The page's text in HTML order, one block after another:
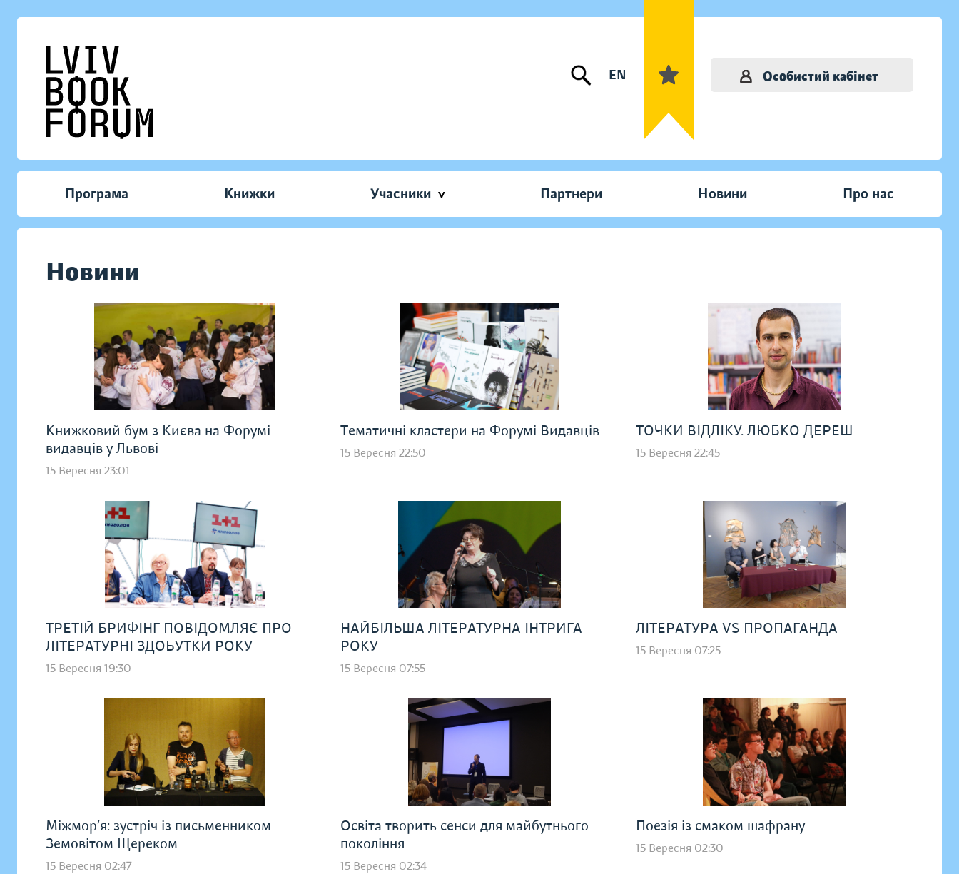
EN Особистий кабінет
Програма Книжки Учасники Партнери Новини Про нас
Новини
Книжковий бум з Києва на Форумі
видавців у Львові
15 Вересня 23:01
Тематичні кластери на Форумі Видавців
15 Вересня 22:50
ТОЧКИ ВІДЛІКУ. ЛЮБКО ДЕРЕШ
15 Вересня 22:45
ТРЕТІЙ БРИФІНГ ПОВІДОМЛЯЄ ПРО
ЛІТЕРАТУРНІ ЗДОБУТКИ РОКУ
15 Вересня 19:30
НАЙБІЛЬША ЛІТЕРАТУРНА ІНТРИГА
РОКУ
15 Вересня 07:55
ЛІТЕРАТУРА VS ПРОПАГАНДА
15 Вересня 07:25
Міжмор′я: зустріч із письменником
Земовітом Щереком
15 Вересня 02:47
Освіта творить сенси для майбутнього
покоління
15 Вересня 02:34
Поезія із смаком шафрану
15 Вересня 02:30